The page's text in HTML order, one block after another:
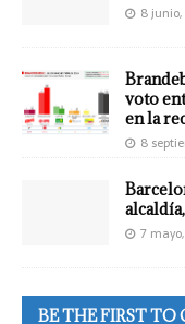
8 junio,
voto
en la
8
7
BE THE FIRST